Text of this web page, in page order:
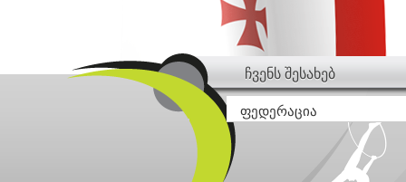
ჩვენს შესახებ
ფედერაცია